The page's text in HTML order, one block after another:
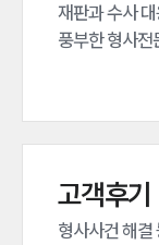
재판과 수사 대
풍부한 형사전
고객후기
형사사건 해결